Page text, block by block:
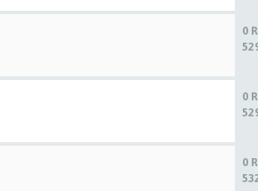
0
0
0